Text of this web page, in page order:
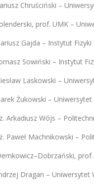
Chruściński –
prof. UMK –
Gajda – Instytut Fizyki
Sowiński – Instytut
Laskowski –
Żukowski – Uniwersytet
Arkadiusz Wójs –
Paweł Machnikowski –
Dragan – Uniwersytet